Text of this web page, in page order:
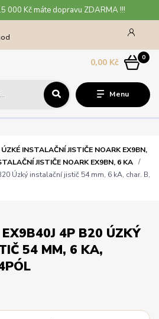
000 Kč máte dopravu ZDARMA !!!
Menu
0
0,00 Kč
ÚZKÉ INSTALAČNÍ JISTIČE NOARK EX9BN,
JISTIČE NOARK EX9BN, 6 KA
Úzký instalační jistič 54 mm, 6 kA, char. B,
4P B20 ÚZKÝ
54 MM, 6 KA,